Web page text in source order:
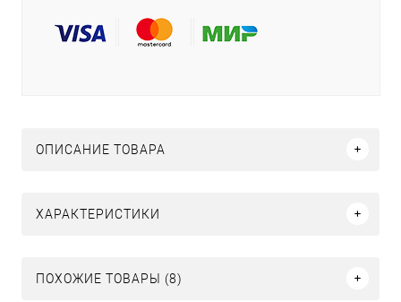
ОПИСАНИЕ ТОВАРА
ХАРАКТЕРИСТИКИ
ПОХОЖИЕ ТОВАРЫ (8)